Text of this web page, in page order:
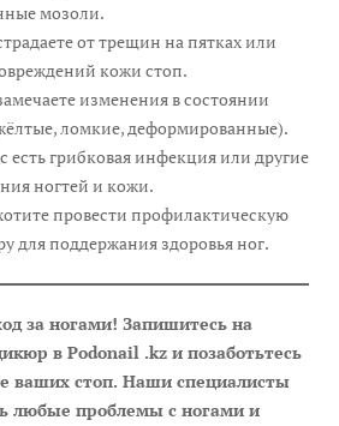
мозоли.
от трещин на пятках или
кожи стоп.
изменения в состоянии
ломкие, деформированные).
есть грибковая инфекция или другие
ногтей и кожи.
провести профилактическую
для поддержания здоровья ног.
за ногами! Запишитесь на
в Podonail .kz и позаботьтесь
ваших стоп. Наши специалисты
любые проблемы с ногами и